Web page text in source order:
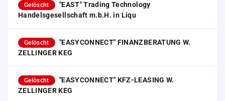
Gelöscht
"EAST" Trading Technology
Handelsgesellschaft m.b.H. in Liqu
Gelöscht
"EASYCONNECT" FINANZBERATUNG W.
ZELLINGER KEG
Gelöscht
"EASYCONNECT" KFZ-LEASING W.
ZELLINGER KEG